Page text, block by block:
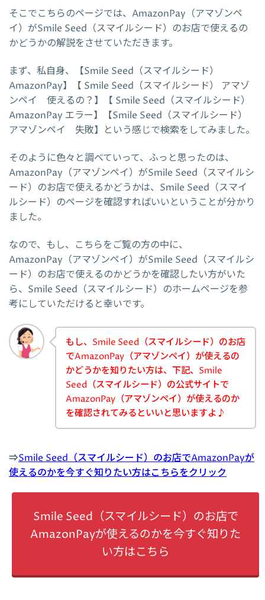
そこでこちらのページでは、AmazonPay（アマゾンペ
イ）がSmile Seed（スマイルシード）のお店で使えるの
かどうかの解説をさせていただきます。
まず、私自身、【Smile Seed（スマイルシード）
AmazonPay】【 Smile Seed（スマイルシード） アマゾ
ンペイ 使えるの？】【 Smile Seed（スマイルシード）
AmazonPay エラー】【Smile Seed（スマイルシード）
アマゾンペイ 失敗】という感じで検索をしてみました。
そのように色々と調べていって、ふっと思ったのは、
AmazonPay（アマゾンペイ）がSmile Seed（スマイルシ
ード）のお店で使えるかどうかは、Smile Seed（スマイ
ルシード）のページを確認すればいいということが分かり
ました。
なので、もし、こちらをご覧の方の中に、
AmazonPay（アマゾンペイ）がSmile Seed（スマイルシ
ード）のお店で使えるのかどうかを確認したい方がいた
ら、Smile Seed（スマイルシード）のホームページを参
考にしていただけると幸いです。
もし、Smile Seed（スマイルシード）のお店
でAmazonPay（アマゾンペイ）が使えるの
かどうかを知りたい方は、下記、Smile
Seed（スマイルシード）の公式サイトで
AmazonPay（アマゾンペイ）が使えるのか
を確認されてみるといいと思いますよ♪
⇒Smile Seed（スマイルシード）のお店でAmazonPayが
使えるのかを今すぐ知りたい方はこちらをクリック
Smile Seed（スマイルシード）のお店で
AmazonPayが使えるのかを今すぐ知りた
い方はこちら